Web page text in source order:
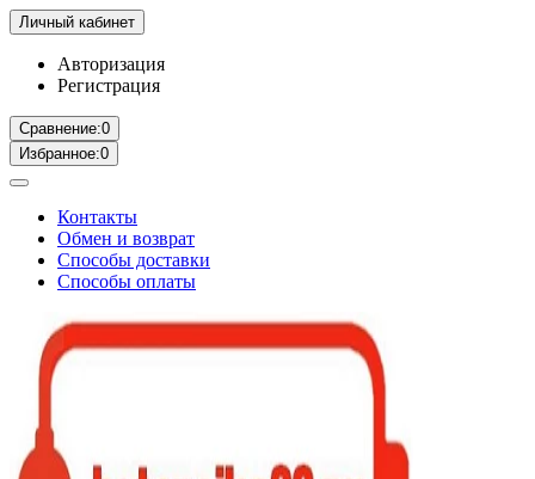
Личный кабинет
Авторизация
Регистрация
Сравнение:0
Избранное:0
Контакты
Обмен и возврат
Способы доставки
Способы оплаты